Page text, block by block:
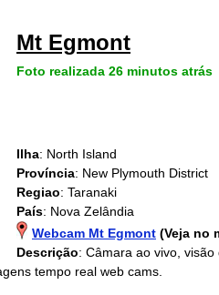
Mt Egmont
Foto realizada 26 minutos atrás
Ilha: North Island
Província: New Plymouth District
Regiao: Taranaki
País: Nova Zelândia
Webcam Mt Egmont (Veja no
Descrição: Câmara ao vivo,
tempo real web cams.